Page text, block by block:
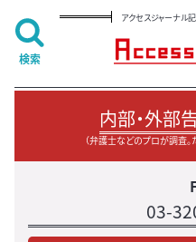
アクセスジャーナ
内部・外部
（弁護士などのプロが調査。
03-
検索